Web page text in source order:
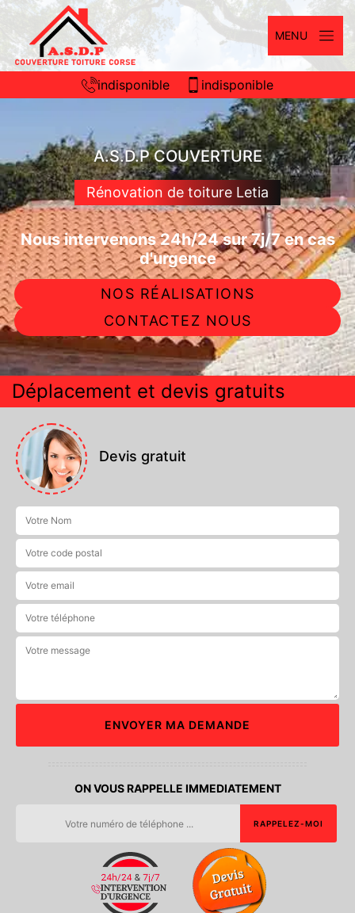
MENU
indisponible indisponible
A.S.D.P COUVERTURE
Rénovation de toiture Letia
Nous intervenons 24h/24 sur 7j/7 en cas
d'urgence
NOS RÉALISATIONS
CONTACTEZ NOUS
Déplacement et devis gratuits
Devis gratuit
ON VOUS RAPPELLE IMMEDIATEMENT